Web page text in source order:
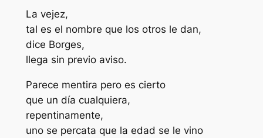
La vejez,
tal es el nombre que los otros le dan,
dice Borges,
llega sin previo aviso.
Parece mentira pero es cierto
que un día cualquiera,
repentinamente,
uno se percata que la edad se le vino